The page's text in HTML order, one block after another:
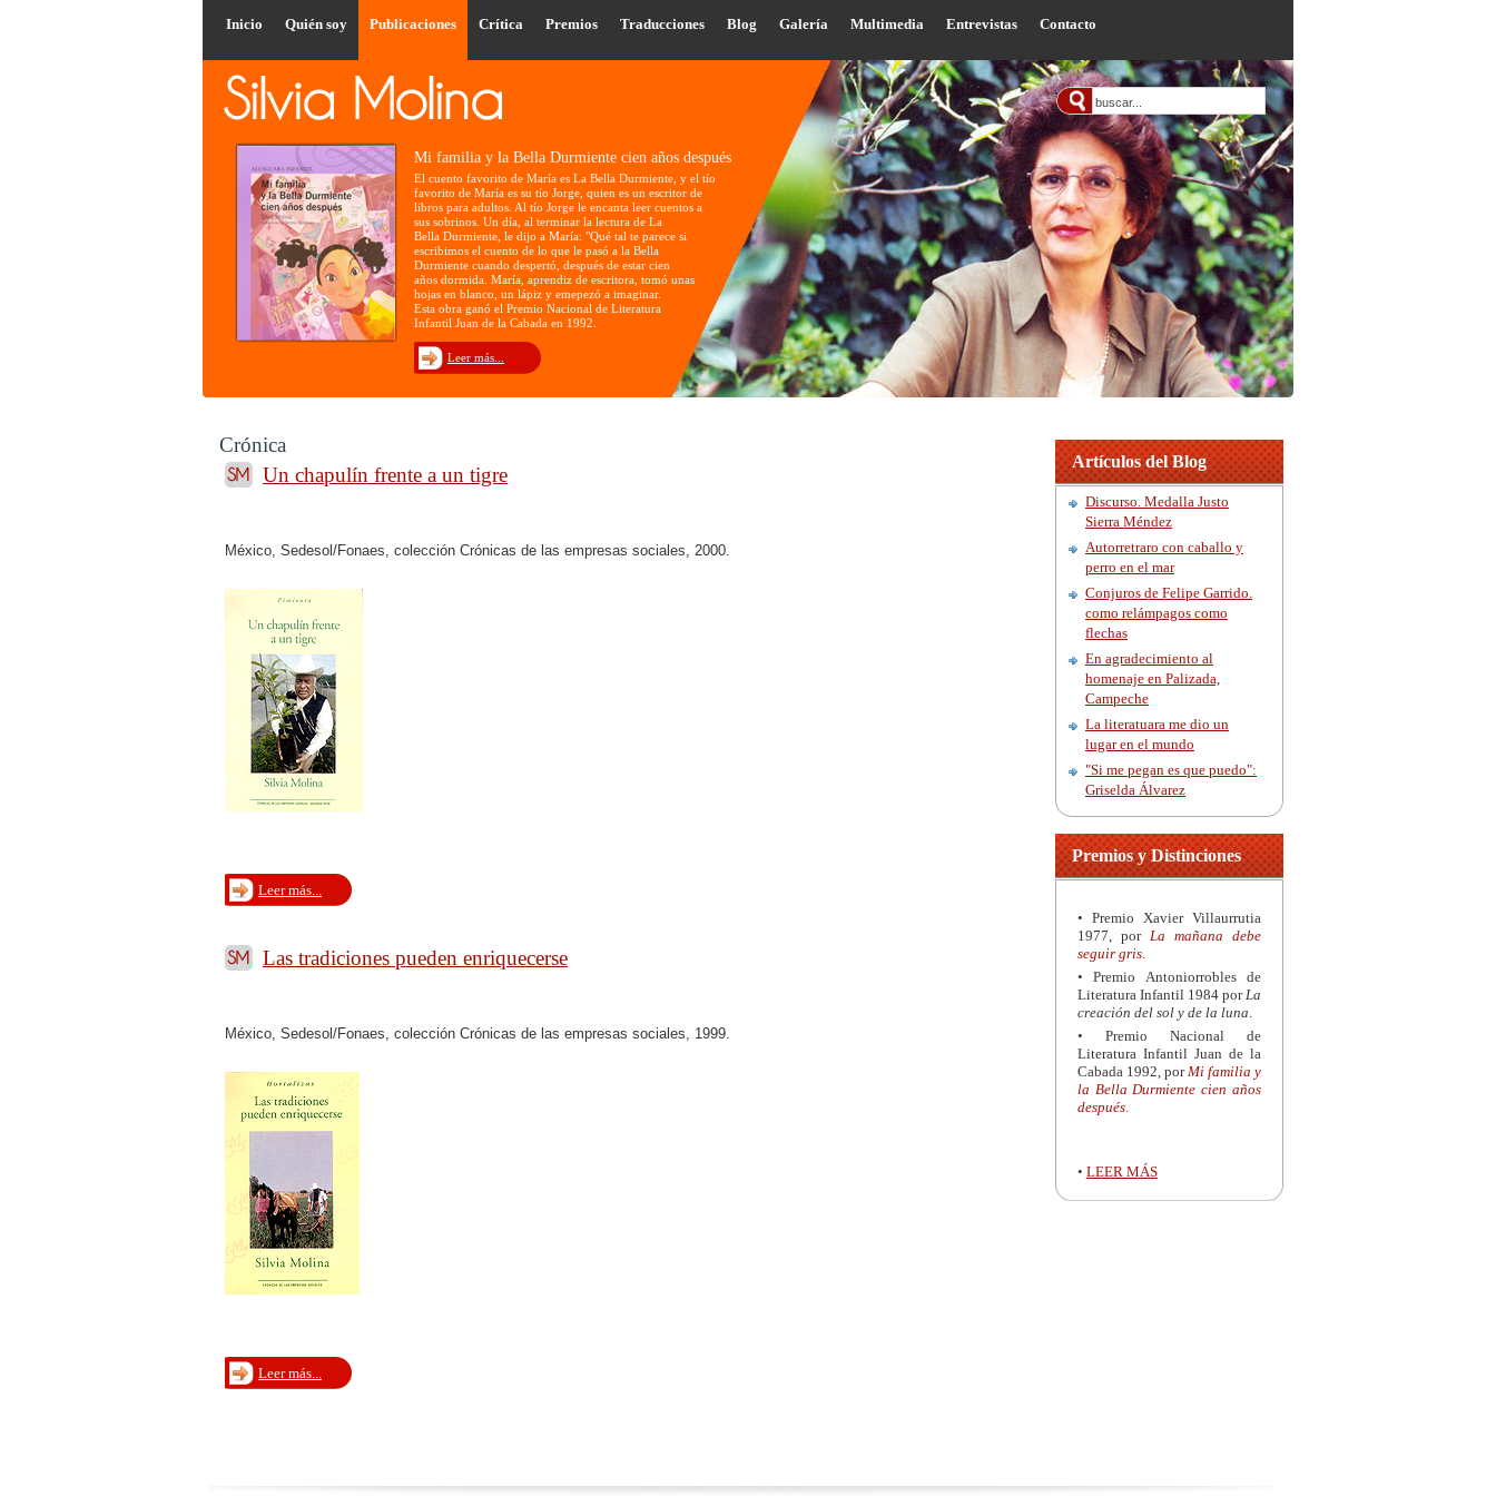
Inicio Quién soy Publicaciones Crítica Premios Traducciones Blog Galería Multimedia Entrevistas Contacto
Mi familia y la Bella Durmiente cien años después
El cuento favorito de María es La Bella Durmiente, y el tío
favorito de María es su tío Jorge, quien es un escritor de
libros para adultos. Al tío Jorge le encanta leer cuentos a
sus sobrinos. Un día, al terminar la lectura de La
Bella Durmiente, le dijo a María: "Qué tal te parece si
escribimos el cuento de lo que le pasó a la Bella
Durmiente cuando despertó, después de estar cien
años dormida. María, aprendiz de escritora, tomó unas
hojas en blanco, un lápiz y emepezó a imaginar.
Esta obra ganó el Premio Nacional de Literatura
Infantil Juan de la Cabada en 1992.
Leer más...
Crónica
Un chapulín frente a un tigre
México, Sedesol/Fonaes, colección Crónicas de las empresas sociales, 2000.
Leer más...
Las tradiciones pueden enriquecerse
México, Sedesol/Fonaes, colección Crónicas de las empresas sociales, 1999.
Leer más...
Artículos del Blog
Discurso. Medalla Justo
Sierra Méndez
Autorretraro con caballo y
perro en el mar
Conjuros de Felipe Garrido.
como relámpagos como
flechas
En agradecimiento al
homenaje en Palizada,
Campeche
La literatuara me dio un
lugar en el mundo
"Si me pegan es que puedo":
Griselda Álvarez
Premios y Distinciones
• Premio Xavier Villaurrutia
1977, por
La mañana debe
seguir gris.
• Premio Antoniorrobles de
Literatura Infantil 1984 por La
creación del sol y de la luna
• Premio Nacional de
Literatura Infantil Juan de la
Cabada 1992, por Mi familia y
la Bella Durmiente cien años
después.
• LEER MÁS